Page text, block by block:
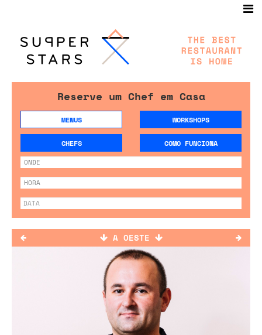
Reserve um Chef em Casa
MENUS WORKSHOPS
CHEFS COMO FUNCIONA
A OESTE